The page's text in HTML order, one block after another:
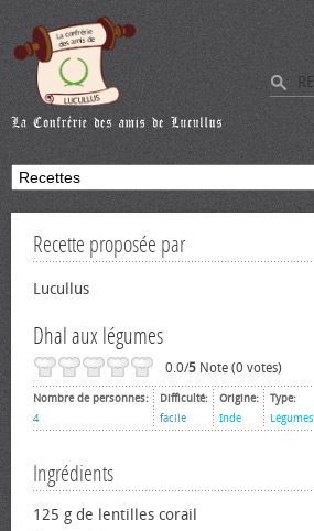
Recette proposée par
Lucullus
Dhal aux légumes
0.0/5 Note (0 votes)
Nombre de personnes:
4
Difficulté:
facile
Origine:
Inde
Type:
Légumes
Ingrédients
125 g de lentilles corail